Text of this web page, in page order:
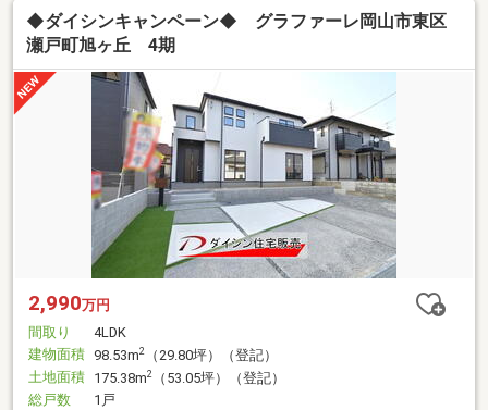
◆ダイシンキャンペーン◆ グラファーレ岡山市東区
瀬戸町旭ヶ丘 4期
2,990万円
間取り
4LDK
建物面積 98.53m2
（29.80坪）（登記）
土地面積 175.38m2
（53.05坪）（登記）
総戸数
1戸